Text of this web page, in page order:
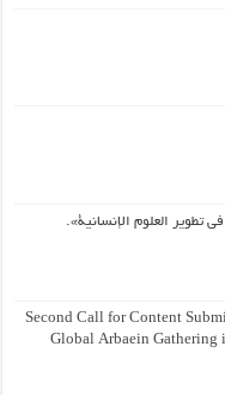
تطوير العلوم الإنسانية».
Second Call for Content
Global Arbaein Gathering